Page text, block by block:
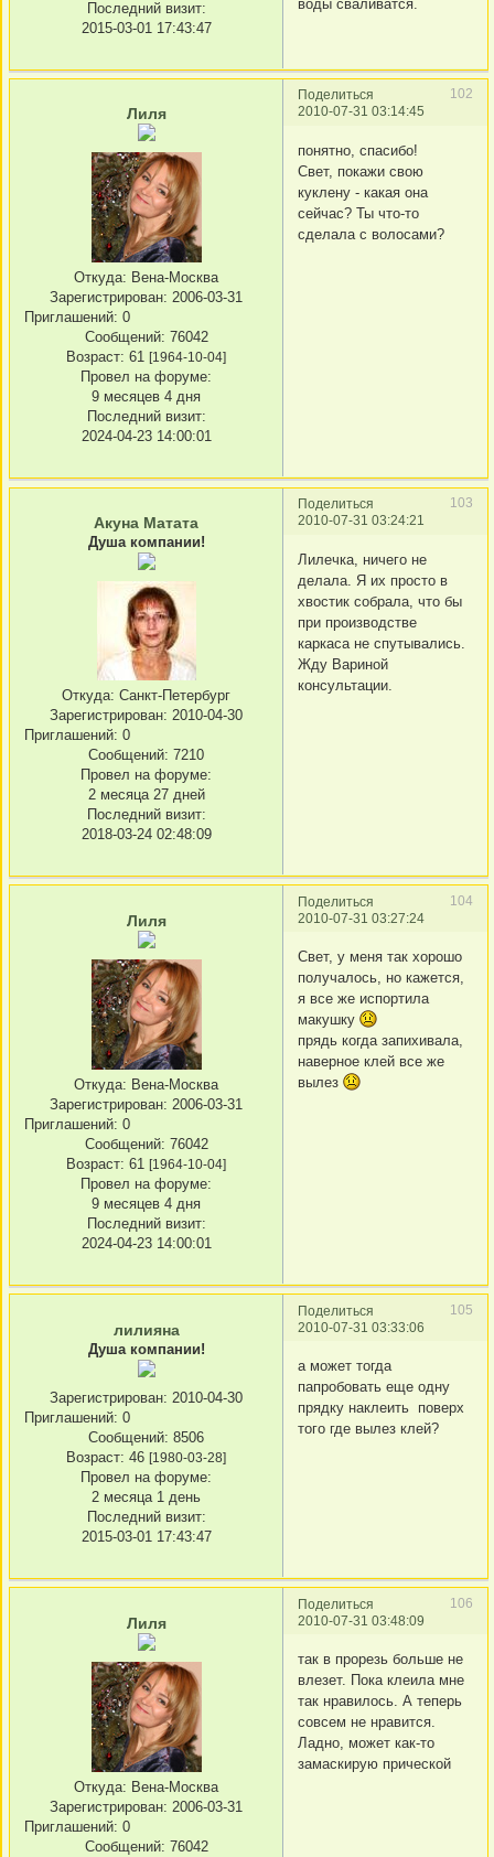
Последний визит:
2015-03-01 17:43:47
воды сваливатся.
Поделиться
102
2010-07-31 03:14:45
Лиля
Откуда: Вена-Москва
Зарегистрирован: 2006-03-31
Приглашений: 0
Сообщений: 76042
Возраст: 61 [1964-10-04]
Провел на форуме:
9 месяцев 4 дня
Последний визит:
2024-04-23 14:00:01
понятно, спасибо!
Свет, покажи свою
куклену - какая она
сейчас? Ты что-то
сделала с волосами?
Поделиться
103
2010-07-31 03:24:21
Акуна Матата
Душа компании!
Откуда: Санкт-Петербург
Зарегистрирован: 2010-04-30
Приглашений: 0
Сообщений: 7210
Провел на форуме:
2 месяца 27 дней
Последний визит:
2018-03-24 02:48:09
Лилечка, ничего не
делала. Я их просто в
хвостик собрала, что бы
при производстве
каркаса не спутывались.
Жду Вариной
консультации.
Поделиться
104
2010-07-31 03:27:24
Лиля
Откуда: Вена-Москва
Зарегистрирован: 2006-03-31
Приглашений: 0
Сообщений: 76042
Возраст: 61 [1964-10-04]
Провел на форуме:
9 месяцев 4 дня
Последний визит:
2024-04-23 14:00:01
Свет, у меня так хорошо
получалось, но кажется,
я все же испортила
макушку
прядь когда запихивала,
наверное клей все же
вылез
Поделиться
105
2010-07-31 03:33:06
лилияна
Душа компании!
Зарегистрирован: 2010-04-30
Приглашений: 0
Сообщений: 8506
Возраст: 46 [1980-03-28]
Провел на форуме:
2 месяца 1 день
Последний визит:
2015-03-01 17:43:47
а может тогда
папробовать еще одну
прядку наклеить поверх
того где вылез клей?
Поделиться
106
2010-07-31 03:48:09
Лиля
Откуда: Вена-Москва
Зарегистрирован: 2006-03-31
Приглашений: 0
Сообщений: 76042
так в прорезь больше не
влезет. Пока клеила мне
так нравилось. А теперь
совсем не нравится.
Ладно, может как-то
замаскирую прической